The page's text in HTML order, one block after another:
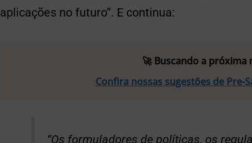
aplicações no futuro”. E continua:
🚀 Buscando a próxima
Confira nossas sugestões de Pre-
“Os formuladores de políticas, os